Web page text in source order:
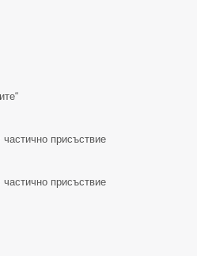
присъствие
присъствие